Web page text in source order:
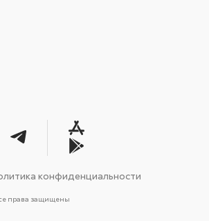
конфиденциальности
права защищены